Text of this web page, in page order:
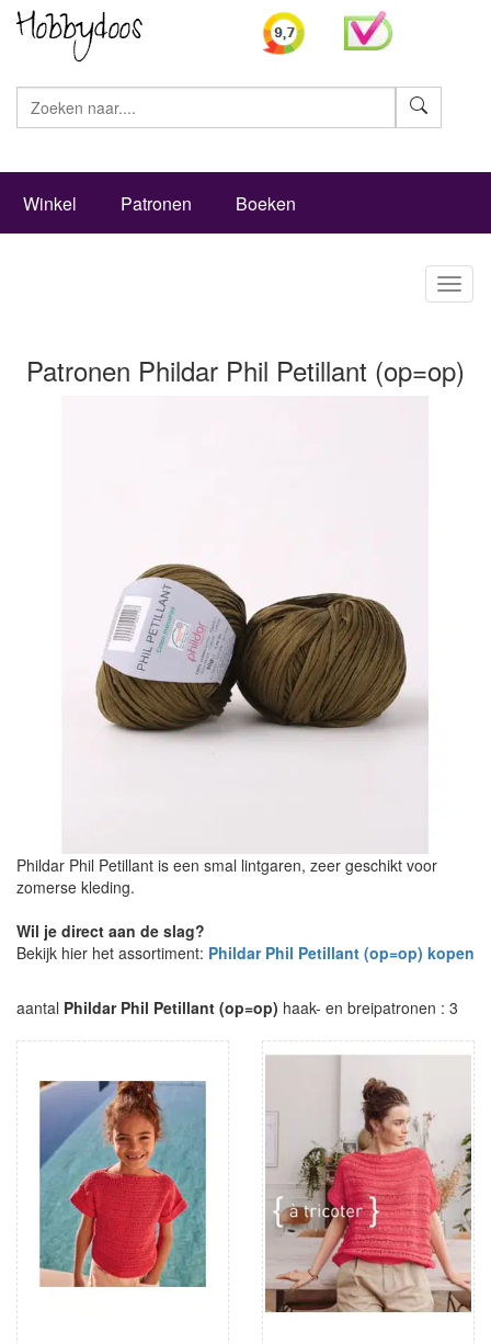
Winkel Patronen Boeken
Patronen Phildar Phil Petillant (op=op)
Phildar Phil Petillant is een smal lintgaren, zeer geschikt voor
zomerse kleding.
Wil je direct aan de slag?
Bekijk hier het assortiment: Phildar Phil Petillant (op=op) kopen
aantal Phildar Phil Petillant (op=op) haak- en breipatronen : 3